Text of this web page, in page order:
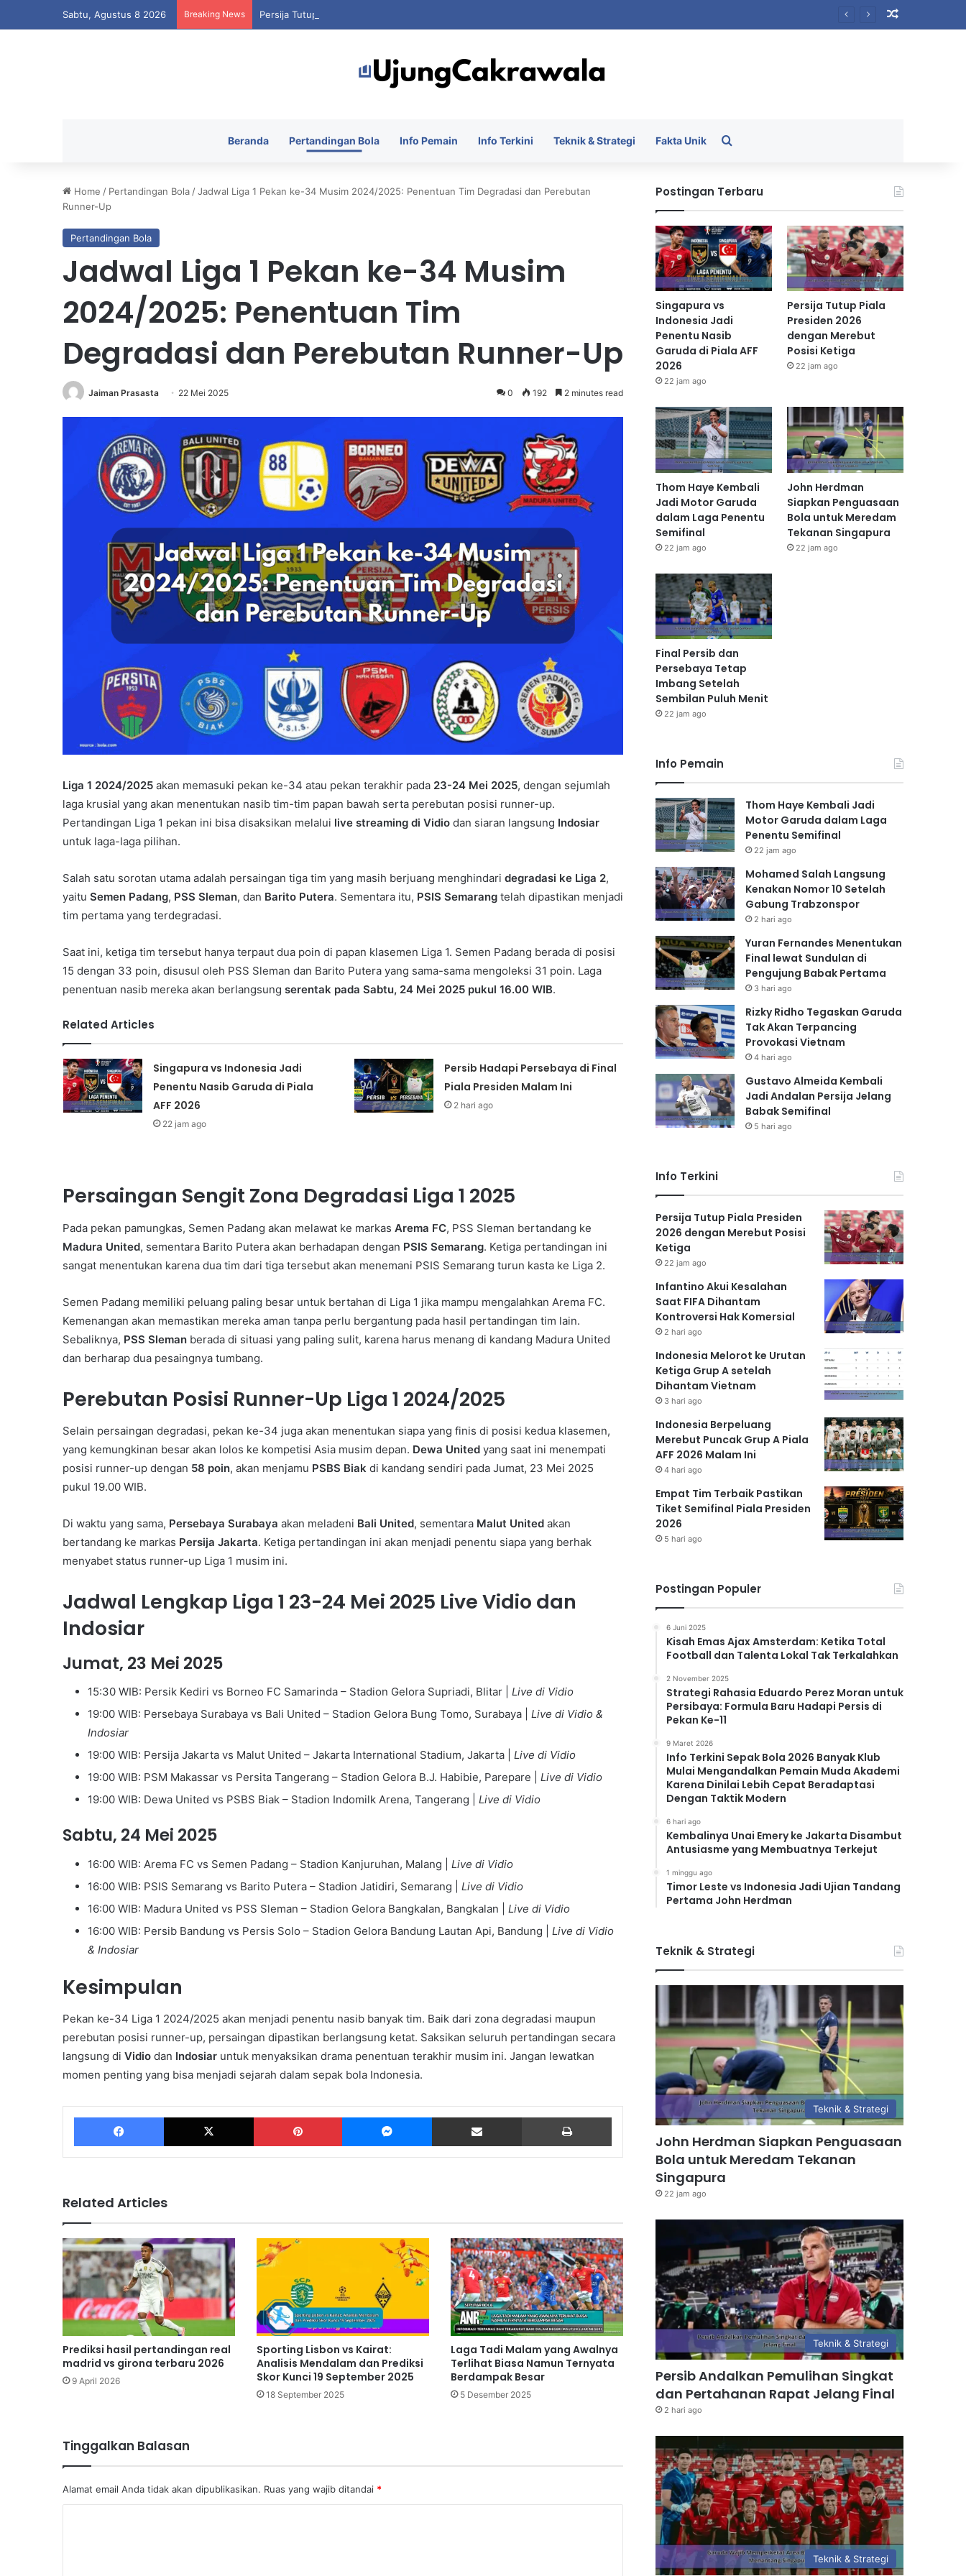
Sabtu, Agustus 8 2026 Breaking News Persija Tutup Piala Presiden 2026 dengan Merebut Posisi Ketiga
Beranda Pertandingan Bola Info Pemain Info Terkini Teknik & Strategi Fakta Unik
Home / Pertandingan Bola /Jadwal Liga 1 Pekan ke-34 Musim 2024/2025: Penentuan Tim Degradasi dan Perebutan
Runner-Up
Pertandingan Bola
Jadwal Liga 1 Pekan ke-34 Musim
2024/2025: Penentuan Tim
Degradasi dan Perebutan Runner-Up
Jaiman Prasasta 22 Mei 2025 0 192 2 minutes read
Liga 1 2024/2025 akan memasuki pekan ke-34 atau pekan terakhir pada 23-24 Mei 2025, dengan sejumlah
laga krusial yang akan menentukan nasib tim-tim papan bawah serta perebutan posisi runner-up.
Pertandingan Liga 1 pekan ini bisa disaksikan melalui live streaming di Vidio dan siaran langsung Indosiar
untuk laga-laga pilihan.
Salah satu sorotan utama adalah persaingan tiga tim yang masih berjuang menghindari degradasi ke Liga 2,
yaitu Semen Padang, PSS Sleman, dan Barito Putera. Sementara itu, PSIS Semarang telah dipastikan menjadi
tim pertama yang terdegradasi.
Saat ini, ketiga tim tersebut hanya terpaut dua poin di papan klasemen Liga 1. Semen Padang berada di posisi
15 dengan 33 poin, disusul oleh PSS Sleman dan Barito Putera yang sama-sama mengoleksi 31 poin. Laga
penentuan nasib mereka akan berlangsung serentak pada Sabtu, 24 Mei 2025 pukul 16.00 WIB.
Related Articles
Singapura vs Indonesia Jadi
Penentu Nasib Garuda di Piala
AFF 2026
22 jam ago
Persib Hadapi Persebaya di Final
Piala Presiden Malam Ini
2 hari ago
Persaingan Sengit Zona Degradasi Liga 1 2025
Pada pekan pamungkas, Semen Padang akan melawat ke markas Arema FC, PSS Sleman bertandang ke
Madura United, sementara Barito Putera akan berhadapan dengan PSIS Semarang. Ketiga pertandingan ini
sangat menentukan karena dua tim dari tiga tersebut akan menemani PSIS Semarang turun kasta ke Liga 2.
Semen Padang memiliki peluang paling besar untuk bertahan di Liga 1 jika mampu mengalahkan Arema FC.
Kemenangan akan memastikan mereka aman tanpa perlu bergantung pada hasil pertandingan tim lain.
Sebaliknya, PSS Sleman berada di situasi yang paling sulit, karena harus menang di kandang Madura United
dan berharap dua pesaingnya tumbang.
Perebutan Posisi Runner-Up Liga 1 2024/2025
Selain persaingan degradasi, pekan ke-34 juga akan menentukan siapa yang finis di posisi kedua klasemen,
yang kemungkinan besar akan lolos ke kompetisi Asia musim depan. Dewa United yang saat ini menempati
posisi runner-up dengan 58 poin, akan menjamu PSBS Biak di kandang sendiri pada Jumat, 23 Mei 2025
pukul 19.00 WIB.
Di waktu yang sama, Persebaya Surabaya akan meladeni Bali United, sementara Malut United akan
bertandang ke markas Persija Jakarta. Ketiga pertandingan ini akan menjadi penentu siapa yang berhak
menyabet status runner-up Liga 1 musim ini.
Jadwal Lengkap Liga 1 23-24 Mei 2025 Live Vidio dan
Indosiar
Jumat, 23 Mei 2025
15:30 WIB: Persik Kediri vs Borneo FC Samarinda – Stadion Gelora Supriadi, Blitar | Live di Vidio
19:00 WIB: Persebaya Surabaya vs Bali United – Stadion Gelora Bung Tomo, Surabaya | Live di Vidio &
Indosiar
19:00 WIB: Persija Jakarta vs Malut United – Jakarta International Stadium, Jakarta | Live di Vidio
19:00 WIB: PSM Makassar vs Persita Tangerang – Stadion Gelora B.J. Habibie, Parepare | Live di Vidio
19:00 WIB: Dewa United vs PSBS Biak – Stadion Indomilk Arena, Tangerang | Live di Vidio
Sabtu, 24 Mei 2025
16:00 WIB: Arema FC vs Semen Padang – Stadion Kanjuruhan, Malang | Live di Vidio
16:00 WIB: PSIS Semarang vs Barito Putera – Stadion Jatidiri, Semarang | Live di Vidio
16:00 WIB: Madura United vs PSS Sleman – Stadion Gelora Bangkalan, Bangkalan | Live di Vidio
16:00 WIB: Persib Bandung vs Persis Solo – Stadion Gelora Bandung Lautan Api, Bandung | Live di Vidio
& Indosiar
Kesimpulan
Pekan ke-34 Liga 1 2024/2025 akan menjadi penentu nasib banyak tim. Baik dari zona degradasi maupun
perebutan posisi runner-up, persaingan dipastikan berlangsung ketat. Saksikan seluruh pertandingan secara
langsung di Vidio dan Indosiar untuk menyaksikan drama penentuan terakhir musim ini. Jangan lewatkan
momen penting yang bisa menjadi sejarah dalam sepak bola Indonesia.
Facebook X Pinterest Messenger Share via Email
Related Articles
Prediksi hasil pertandingan real
madrid vs girona terbaru 2026
9 April 2026
Sporting Lisbon vs Kairat:
Analisis Mendalam dan Prediksi
Skor Kunci 19 September 2025
18 September 2025
Laga Tadi Malam yang Awalnya
Terlihat Biasa Namun Ternyata
Berdampak Besar
5 Desember 2025
Tinggalkan Balasan
Alamat email Anda tidak akan dipublikasikan. Ruas yang wajib ditandai *
Postingan Terbaru
Singapura vs
Indonesia Jadi
Penentu Nasib
Garuda di Piala AFF
2026
22 jam ago
Persija Tutup Piala
Presiden 2026
dengan Merebut
Posisi Ketiga
22 jam ago
Thom Haye Kembali
Jadi Motor Garuda
dalam Laga Penentu
Semifinal
22 jam ago
John Herdman
Siapkan Penguasaan
Bola untuk Meredam
Tekanan Singapura
22 jam ago
Final Persib dan
Persebaya Tetap
Imbang Setelah
Sembilan Puluh Menit
22 jam ago
Info Pemain
Thom Haye Kembali Jadi
Motor Garuda dalam Laga
Penentu Semifinal
22 jam ago
Mohamed Salah Langsung
Kenakan Nomor 10 Setelah
Gabung Trabzonspor
2 hari ago
Yuran Fernandes Menentukan
Final lewat Sundulan di
Pengujung Babak Pertama
3 hari ago
Rizky Ridho Tegaskan Garuda
Tak Akan Terpancing
Provokasi Vietnam
4 hari ago
Gustavo Almeida Kembali
Jadi Andalan Persija Jelang
Babak Semifinal
5 hari ago
Info Terkini
Persija Tutup Piala Presiden
2026 dengan Merebut Posisi
Ketiga
22 jam ago
Infantino Akui Kesalahan
Saat FIFA Dihantam
Kontroversi Hak Komersial
2 hari ago
Indonesia Melorot ke Urutan
Ketiga Grup A setelah
Dihantam Vietnam
3 hari ago
Indonesia Berpeluang
Merebut Puncak Grup A Piala
AFF 2026 Malam Ini
4 hari ago
Empat Tim Terbaik Pastikan
Tiket Semifinal Piala Presiden
2026
5 hari ago
Postingan Populer
6 Juni 2025
Kisah Emas Ajax Amsterdam: Ketika Total
Football dan Talenta Lokal Tak Terkalahkan
2 November 2025
Strategi Rahasia Eduardo Perez Moran untuk
Persibaya: Formula Baru Hadapi Persis di
Pekan Ke-11
9 Maret 2026
Info Terkini Sepak Bola 2026 Banyak Klub
Mulai Mengandalkan Pemain Muda Akademi
Karena Dinilai Lebih Cepat Beradaptasi
Dengan Taktik Modern
6 hari ago
Kembalinya Unai Emery ke Jakarta Disambut
Antusiasme yang Membuatnya Terkejut
1 minggu ago
Timor Leste vs Indonesia Jadi Ujian Tandang
Pertama John Herdman
Teknik & Strategi
Teknik & Strategi
John Herdman Siapkan Penguasaan
Bola untuk Meredam Tekanan
Singapura
22 jam ago
Teknik & Strategi
Persib Andalkan Pemulihan Singkat
dan Pertahanan Rapat Jelang Final
2 hari ago
Teknik & Strategi